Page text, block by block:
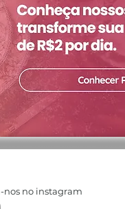
nos no instagram